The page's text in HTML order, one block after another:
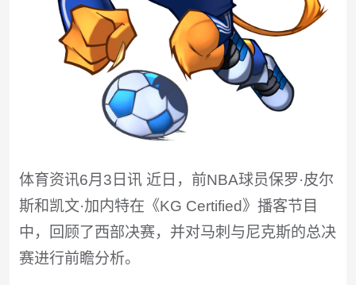
体育资讯6月3日讯 近日，前NBA球员保罗·皮尔
斯和凯文·加内特在《KG Certified》播客节目
中，回顾了西部决赛，并对马刺与尼克斯的总决
赛进行前瞻分析。